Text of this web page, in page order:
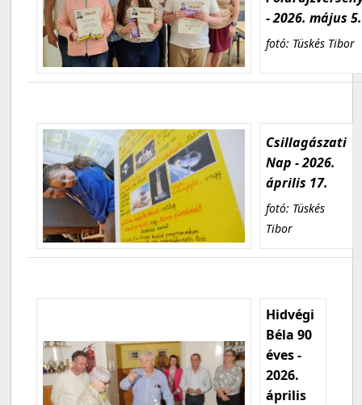
- 2026. május 5.
fotó: Tüskés Tibor
Csillagászati
Nap - 2026.
április 17.
fotó: Tüskés
Tibor
Hidvégi
Béla 90
éves -
2026.
április